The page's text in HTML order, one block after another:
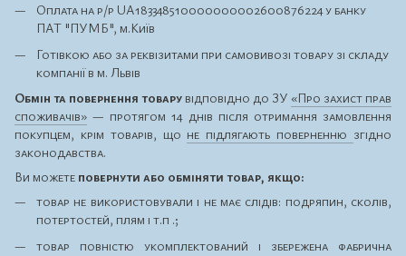
Оплата на р/р UA183348510000000002600876224 у банку
ПАТ "ПУМБ", м.Київ
Готівкою або за реквізитами при самовивозі товару зі складу
компанії в м. Львів
Обмін та повернення товару відповідно до ЗУ «Про захист прав
споживачів» — протягом 14 днів після отримання замовлення
покупцем, крім товарів, що не підлягають поверненню згідно
законодавства.
Ви можете повернути або обміняти товар, якщо:
товар не використовували і не має слідів: подряпин, сколів,
потертостей, плям і т.п .;
товар повністю укомплектований і збережена фабрична